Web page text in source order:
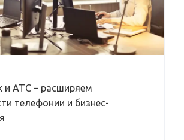
и АТС – расширяем
телефонии и бизнес-